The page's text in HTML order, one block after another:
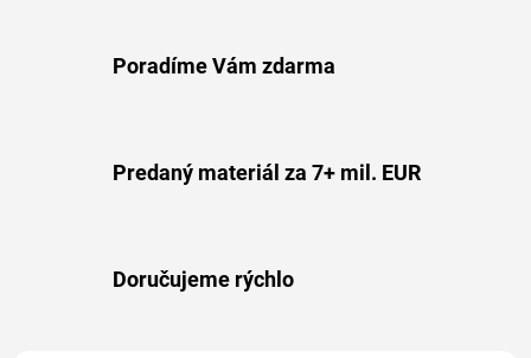
Poradíme Vám zdarma
Predaný materiál za 7+ mil. EUR
Doručujeme rýchlo